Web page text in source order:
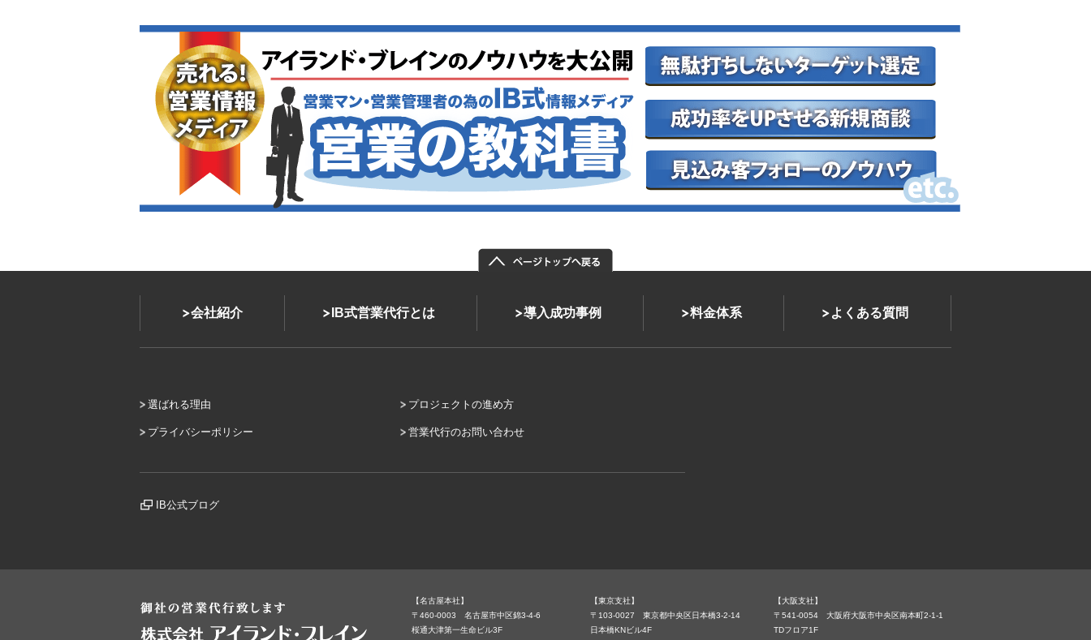
会社紹介 IB式営業代行とは 導入成功事例 料金体系 よくある質問
選ばれる理由 プロジェクトの進め方
プライバシーポリシー 営業代行のお問い合わせ
IB公式ブログ
【名古屋本社】
〒460-0003 名古屋市中区錦3-4-6
桜通大津第一生命ビル3F
【東京支社】
〒103-0027 東京都中央区日本橋3-2-14
日本橋KNビル4F
【大阪支社】
〒541-0054 大阪府大阪市中央区南本町2-1-1
TDフロア1F